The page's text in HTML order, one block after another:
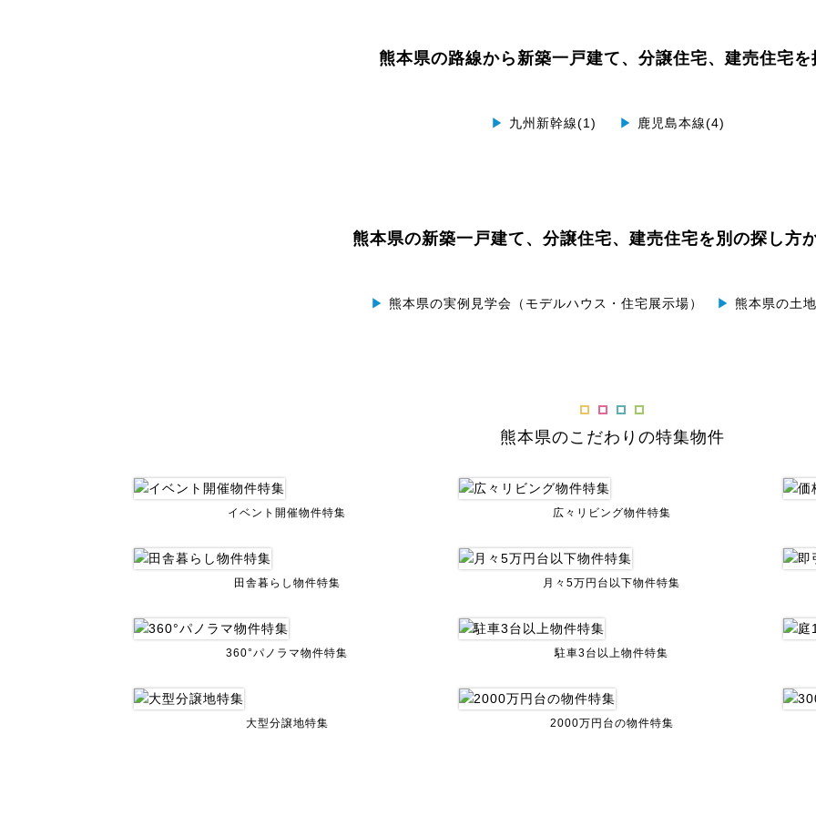
熊本県の路線から新築一戸建て、分譲住宅、建売住宅を
▶ 九州新幹線(1) ▶ 鹿児島本線(4)
熊本県の新築一戸建て、分譲住宅、建売住宅を別の探し方
▶ 熊本県の実例見学会（モデルハウス・住宅展示場） ▶ 熊本県の土
熊本県のこだわりの特集物件
イベント開催物件特集 広々リビング物件特集
田舎暮らし物件特集 月々5万円台以下物件特集
360°パノラマ物件特集 駐車3台以上物件特集
大型分譲地特集 2000万円台の物件特集